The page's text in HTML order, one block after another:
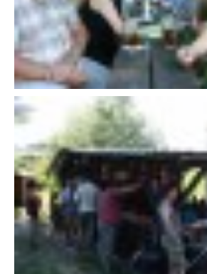
Gmail:
607 276
© 2026 eStránky.cz